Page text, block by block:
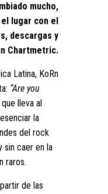
mucho,
el lugar con el
descargas y
Chartmetric.
Latina, KoRn
“Are you
lleva al
la
del rock
sin caer en la
raros.
de las